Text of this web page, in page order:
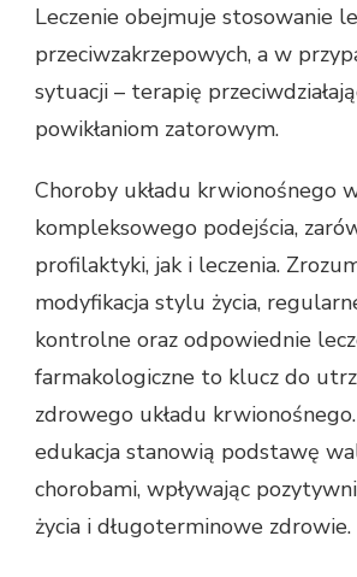
Leczenie obejmuje stosowanie
przeciwzakrzepowych, a w
sytuacji – terapię
powikłaniom zatorowym.
Choroby układu krwionośnego
kompleksowego podejścia,
profilaktyki, jak i leczenia.
modyfikacja stylu życia,
kontrolne oraz odpowiednie
farmakologiczne to klucz do
zdrowego układu
edukacja stanowią podstawę
chorobami, wpływając
życia i długoterminowe zdrowie.